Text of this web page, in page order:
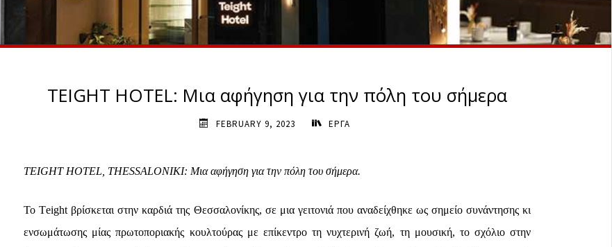
TEIGHT HOTEL: Μια αφήγηση για την πόλη του σήμερα
FEBRUARY 9, 2023 ΕΡΓΑ
TEIGHT HOTEL, THESSALONIKI: Μια αφήγηση για την πόλη του σήμερα.
To Τeight βρίσκεται στην καρδιά της Θεσσαλονίκης, σε μια γειτονιά που αναδείχθηκε ως σημείο συνάντησης κι
ενσωμάτωσης μίας πρωτοποριακής κουλτούρας με επίκεντρο τη νυχτερινή ζωή, τη μουσική, το σχόλιο στην